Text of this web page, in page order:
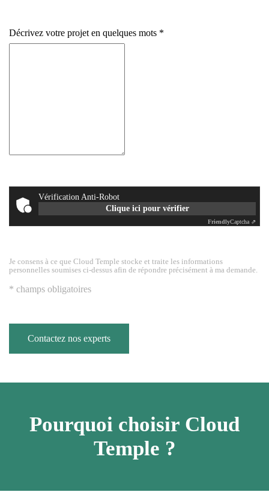
Décrivez votre projet en quelques mots
Vérification Anti-Robot
Clique ici pour vérifier
FriendlyCaptcha ⇗
Je consens à ce que Cloud Temple stocke et traite les informations
personnelles soumises ci-dessus afin de répondre précisément à ma demande.
* champs obligatoires
Contactez nos experts
Pourquoi choisir Cloud
Temple ?